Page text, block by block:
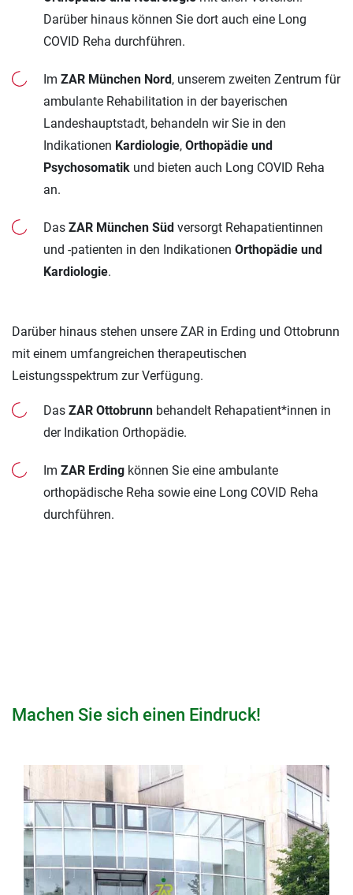
Darüber hinaus können Sie dort auch eine Long
COVID Reha durchführen.
Im ZAR München Nord , unserem zweiten Zentrum für
ambulante Rehabilitation in der bayerischen
Landeshauptstadt, behandeln wir Sie in den
Indikationen Kardiologie, Orthopädie und
Psychosomatik und bieten auch Long COVID Reha
an.
Das ZAR München Süd versorgt Rehapatientinnen
und -patienten in den Indikationen Orthopädie und
Kardiologie.
Darüber hinaus stehen unsere ZAR in Erding und Ottobrunn
mit einem umfangreichen therapeutischen
Leistungsspektrum zur Verfügung.
Das ZAR Ottobrunn behandelt Rehapatient*innen in
der Indikation Orthopädie.
Im ZAR Erding können Sie eine ambulante
orthopädische Reha sowie eine Long COVID Reha
durchführen.
Machen Sie sich einen Eindruck!